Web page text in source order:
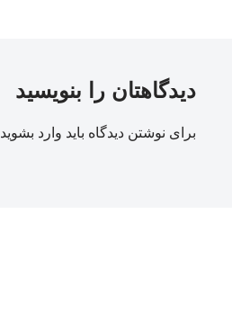
دیدگاهتان را بنویسید
برای نوشتن دیدگاه باید وارد بشوید